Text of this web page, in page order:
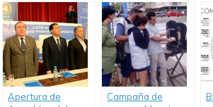
Apertura de
Campaña de